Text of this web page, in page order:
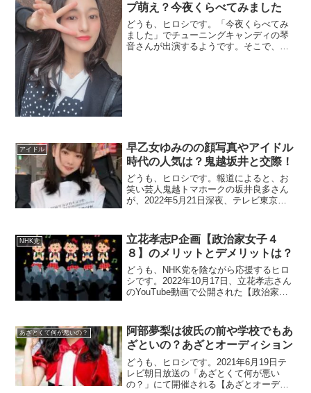
プ萌え？今夜くらべてみました
どうも、ヒロシです。「今夜くらべてみ
ました」でチューニングキャンディの琴
音さんが出演するようです。そこで、
アイドル
早乙女ゆみのの顔写真やアイドル
時代の人気は？鬼越坂井と交際！
どうも、ヒロシです。報道によると、お
笑い芸人鬼越トマホークの坂井良多さん
が、2022年5月21日深夜、テレビ東京系
ーとお付き合いをさせていただいていま
す」と電撃告白した。鬼越の坂井さん...
NHK党
立花孝志P企画【政治家女子４
８】のメリットとデメリットは？
どうも、NHK党を陰ながら応援するヒロ
シです。2022年10月17日、立花孝志さん
のYouTube動画で公開された【政治家女
画なんですが、同時に政治家のアイドル
というわけです。面白そうです...
あざとくて何が悪いの？
阿部夢梨は彼氏の前や学校でもあ
ざといの？あざとオーディション
どうも、ヒロシです。2021年6月19日テ
レビ朝日放送の「あざとくて何が悪い
の？」にて開催される【あざとオーディ